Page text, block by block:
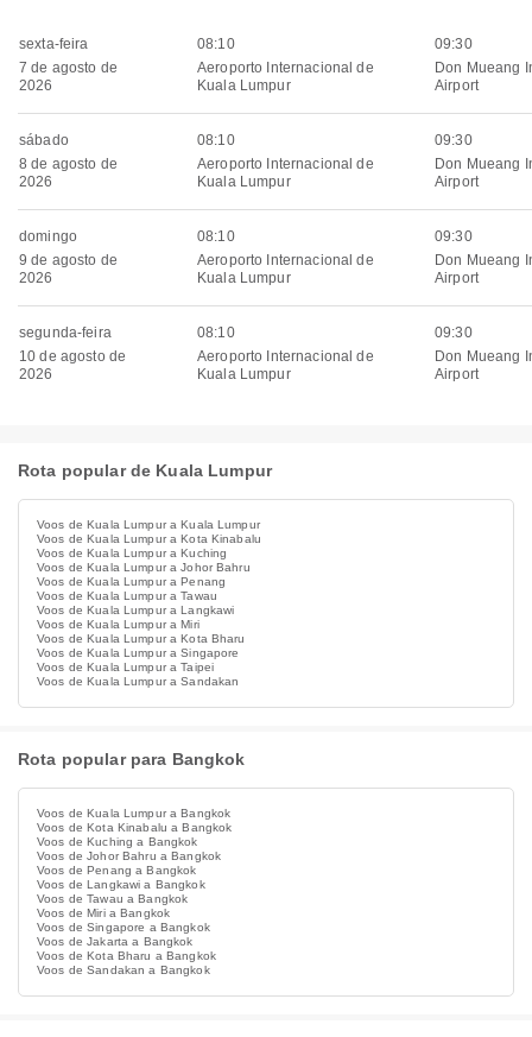
sexta-feira
7 de agosto de
2026
08:10
Aeroporto Internacional de
Kuala Lumpur
09:30
Don Mueang
Airport
sábado
8 de agosto de
2026
08:10
Aeroporto Internacional de
Kuala Lumpur
09:30
Don Mueang
Airport
domingo
9 de agosto de
2026
08:10
Aeroporto Internacional de
Kuala Lumpur
09:30
Don Mueang
Airport
segunda-feira
10 de agosto de
2026
08:10
Aeroporto Internacional de
Kuala Lumpur
09:30
Don Mueang
Airport
Rota popular de Kuala Lumpur
Voos de Kuala Lumpur a Kuala Lumpur
Voos de Kuala Lumpur a Kota Kinabalu
Voos de Kuala Lumpur a Kuching
Voos de Kuala Lumpur a Johor Bahru
Voos de Kuala Lumpur a Penang
Voos de Kuala Lumpur a Tawau
Voos de Kuala Lumpur a Langkawi
Voos de Kuala Lumpur a Miri
Voos de Kuala Lumpur a Kota Bharu
Voos de Kuala Lumpur a Singapore
Voos de Kuala Lumpur a Taipei
Voos de Kuala Lumpur a Sandakan
Rota popular para Bangkok
Voos de Kuala Lumpur a Bangkok
Voos de Kota Kinabalu a Bangkok
Voos de Kuching a Bangkok
Voos de Johor Bahru a Bangkok
Voos de Penang a Bangkok
Voos de Langkawi a Bangkok
Voos de Tawau a Bangkok
Voos de Miri a Bangkok
Voos de Singapore a Bangkok
Voos de Jakarta a Bangkok
Voos de Kota Bharu a Bangkok
Voos de Sandakan a Bangkok